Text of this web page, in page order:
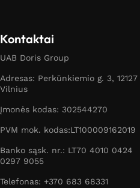
Kontaktai
UAB Doris Group
Adresas: Perkūnkiemio g. 3, 12127
Vilnius
Įmonės kodas: 302544270
PVM mok. kodas:LT100009162019
Banko sąsk. nr.: LT70 4010 0424
0297 9055
Telefonas: +370 683 68331